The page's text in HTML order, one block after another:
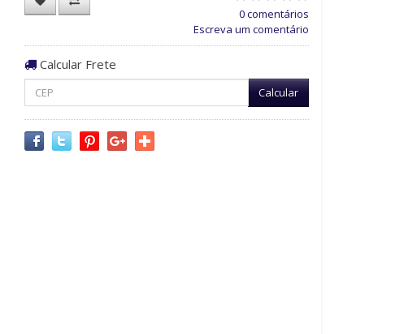
0 comentários
Escreva um comentário
Calcular Frete
Calcular